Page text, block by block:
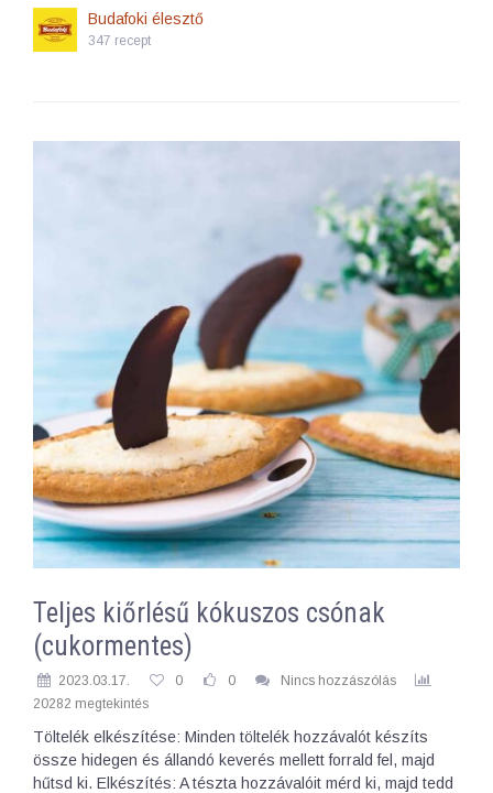
Budafoki élesztő
347 recept
Teljes kiőrlésű kókuszos csónak
(cukormentes)
2023.03.17. 0 0
Nincs hozzászólás
20282 megtekintés
Töltelék elkészítése: Minden töltelék hozzávalót készíts
össze hidegen és állandó keverés mellett forrald fel, majd
hűtsd ki. Elkészítés: A tészta hozzávalóit mérd ki, majd tedd